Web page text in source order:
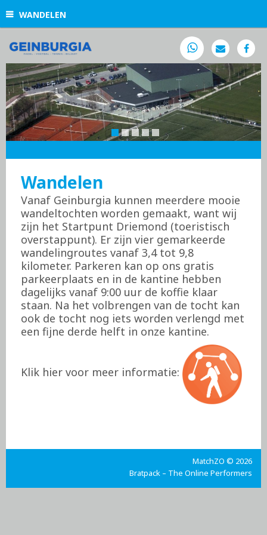
WANDELEN
Wandelen
Vanaf Geinburgia kunnen meerdere mooie
wandeltochten worden gemaakt, want wij
zijn het Startpunt Driemond (toeristisch
overstappunt). Er zijn vier gemarkeerde
wandelingroutes vanaf 3,4 tot 9,8
kilometer. Parkeren kan op ons gratis
parkeerplaats en in de kantine hebben
dagelijks vanaf 9:00 uur de koffie klaar
staan. Na het volbrengen van de tocht kan
ook de tocht nog iets worden verlengd met
een fijne derde helft in onze kantine.
Klik hier voor meer informatie:
MatchZO © 2026
Bratpack – The Online Performers